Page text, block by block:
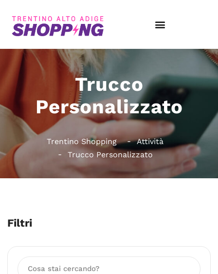
Trucco
Personalizzato
Trentino Shopping
Attività
Trucco Personalizzato
Filtri